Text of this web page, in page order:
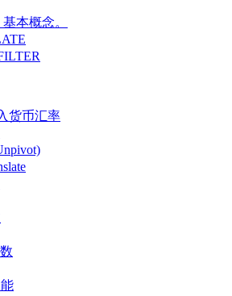
本概念。
货币汇率